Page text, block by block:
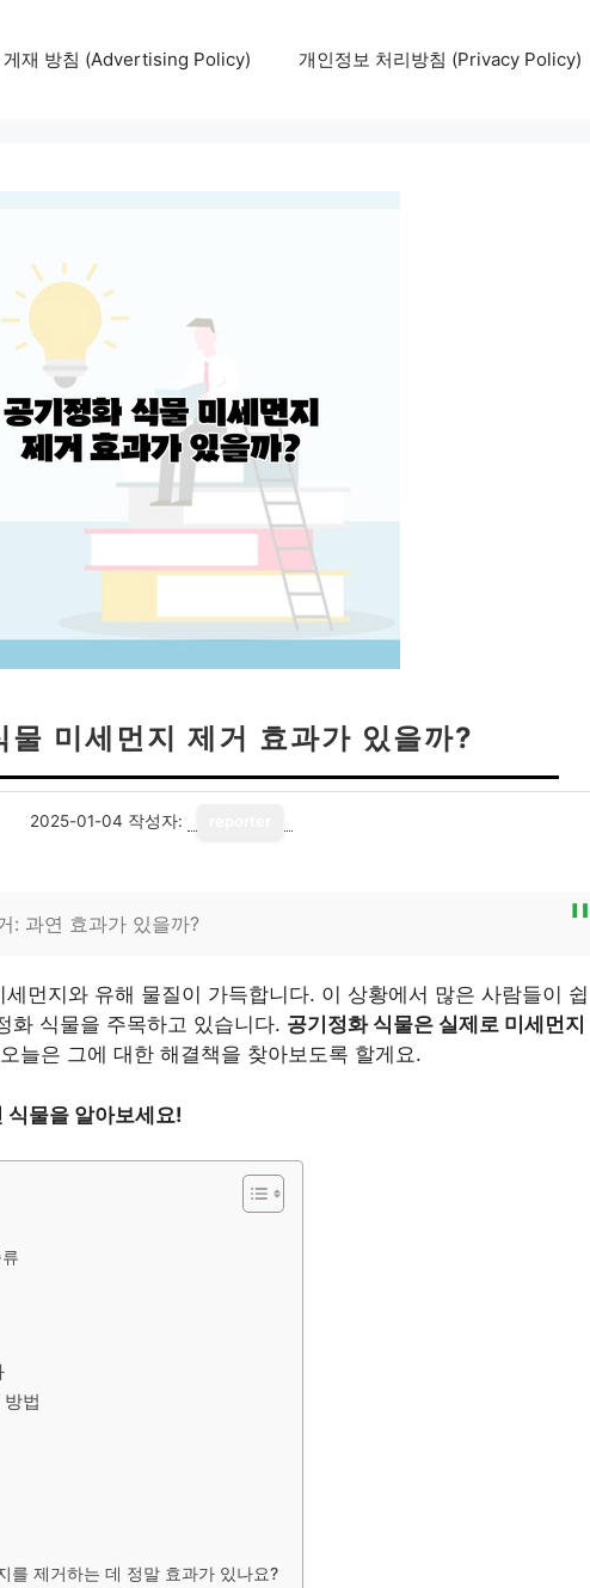
게재 방침 (Advertising Policy) 개인정보 처리방침 (Privacy Policy)
물 미세먼지 제거 효과가 있을까?
2025-01-04 작성자:
: 과연 효과가 있을까?
먼지와 유해 물질이 가득합니다. 이 상황에서 많은 사람들이 쉽
화 식물을 주목하고 있습니다. 공기정화 식물은 실제로 미세먼지
오늘은 그에 대한 해결책을 찾아보도록 할게요.
식물을 알아보세요!
법
를 제거하는 데 정말 효과가 있나요?